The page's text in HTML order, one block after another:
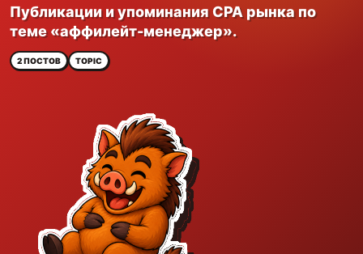
Публикации и упоминания CPA рынка по
теме «аффилейт-менеджер».
2 ПОСТОВ TOPIC